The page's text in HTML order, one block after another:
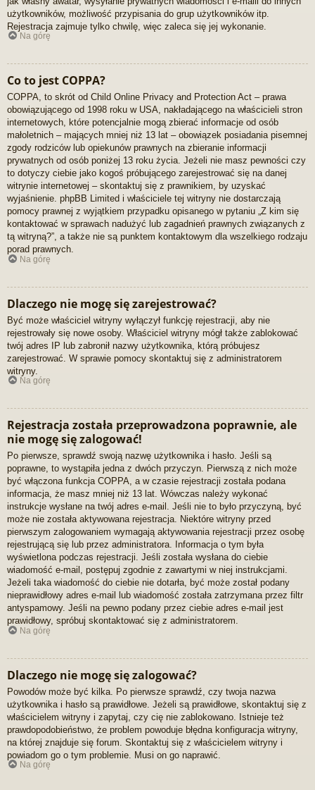
użytkowników, możliwość przypisania do grup użytkowników itp.
Rejestracja zajmuje tylko chwilę, więc zaleca się jej wykonanie.
Na górę
Co to jest COPPA?
COPPA, to skrót od Child Online Privacy and Protection Act – prawa
obowiązującego od 1998 roku w USA, nakładającego na właścicieli stron
internetowych, które potencjalnie mogą zbierać informacje od osób
małoletnich – mających mniej niż 13 lat – obowiązek posiadania pisemnej
zgody rodziców lub opiekunów prawnych na zbieranie informacji
prywatnych od osób poniżej 13 roku życia. Jeżeli nie masz pewności czy
to dotyczy ciebie jako kogoś próbującego zarejestrować się na danej
witrynie internetowej – skontaktuj się z prawnikiem, by uzyskać
wyjaśnienie. phpBB Limited i właściciele tej witryny nie dostarczają
pomocy prawnej z wyjątkiem przypadku opisanego w pytaniu „Z kim się
kontaktować w sprawach nadużyć lub zagadnień prawnych związanych z
tą witryną?”, a także nie są punktem kontaktowym dla wszelkiego rodzaju
porad prawnych.
Na górę
Dlaczego nie mogę się zarejestrować?
Być może właściciel witryny wyłączył funkcję rejestracji, aby nie
rejestrowały się nowe osoby. Właściciel witryny mógł także zablokować
twój adres IP lub zabronił nazwy użytkownika, którą próbujesz
zarejestrować. W sprawie pomocy skontaktuj się z administratorem
witryny.
Na górę
Rejestracja została przeprowadzona poprawnie, ale
nie mogę się zalogować!
Po pierwsze, sprawdź swoją nazwę użytkownika i hasło. Jeśli są
poprawne, to wystąpiła jedna z dwóch przyczyn. Pierwszą z nich może
być włączona funkcja COPPA, a w czasie rejestracji została podana
informacja, że masz mniej niż 13 lat. Wówczas należy wykonać
instrukcje wysłane na twój adres e-mail. Jeśli nie to było przyczyną, być
może nie została aktywowana rejestracja. Niektóre witryny przed
pierwszym zalogowaniem wymagają aktywowania rejestracji przez osobę
rejestrującą się lub przez administratora. Informacja o tym była
wyświetlona podczas rejestracji. Jeśli została wysłana do ciebie
wiadomość e-mail, postępuj zgodnie z zawartymi w niej instrukcjami.
Jeżeli taka wiadomość do ciebie nie dotarła, być może został podany
nieprawidłowy adres e-mail lub wiadomość została zatrzymana przez filtr
antyspamowy. Jeśli na pewno podany przez ciebie adres e-mail jest
prawidłowy, spróbuj skontaktować się z administratorem.
Na górę
Dlaczego nie mogę się zalogować?
Powodów może być kilka. Po pierwsze sprawdź, czy twoja nazwa
użytkownika i hasło są prawidłowe. Jeżeli są prawidłowe, skontaktuj się z
właścicielem witryny i zapytaj, czy cię nie zablokowano. Istnieje też
prawdopodobieństwo, że problem powoduje błędna konfiguracja witryny,
na której znajduje się forum. Skontaktuj się z właścicielem witryny i
powiadom go o tym problemie. Musi on go naprawić.
Na górę